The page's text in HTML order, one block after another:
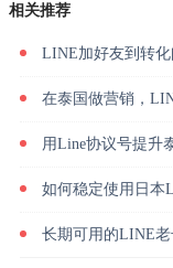
相关推荐
LINE加好友到转
在泰国做营销，
用Line协议号提升
如何稳定使用日本
长期可用的LINE老